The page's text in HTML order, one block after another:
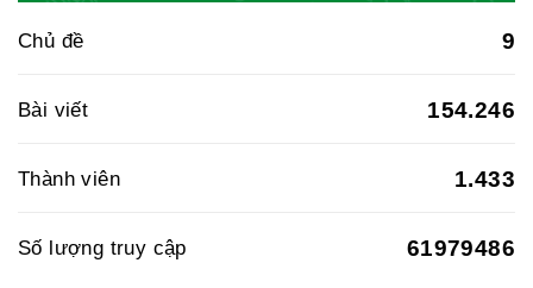
Hiệp hội doanh nghiệp dược Việt
Hội Đông Y Việt Nam
Chủ đề 9
Bài viết 154.246
Thành viên 1.433
Số lượng truy cập 61979486